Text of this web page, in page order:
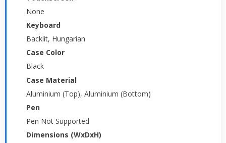
None
Keyboard
Backlit, Hungarian
Case Color
Black
Case Material
Aluminium (Top), Aluminium (Bottom)
Pen
Pen Not Supported
Dimensions (WxDxH)